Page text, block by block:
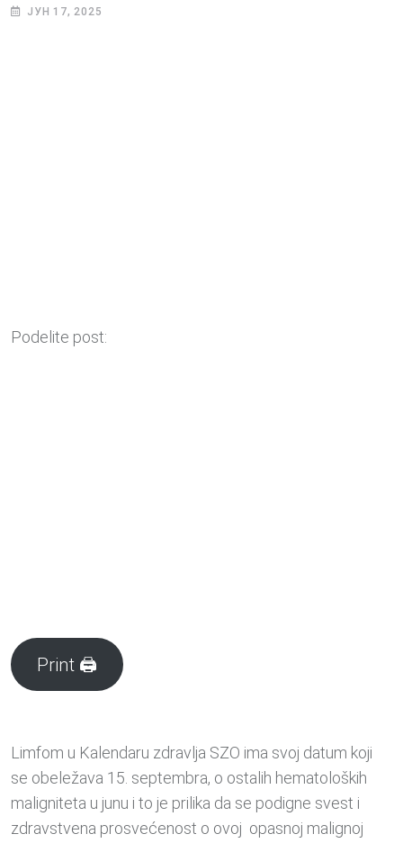
ЈУН 17, 2025
Podelite post:
Print 🖨
Limfom u Kalendaru zdravlja SZO ima svoj datum koji
se obeležava 15. septembra, o ostalih hematoloških
maligniteta u junu i to je prilika da se podigne svest i
zdravstvena prosvećenost o ovoj opasnoj malignoj